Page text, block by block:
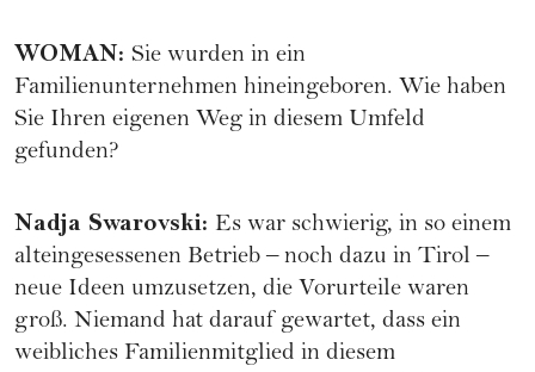
WOMAN: Sie wurden in ein
Familienunternehmen hineingeboren. Wie haben
Sie Ihren eigenen Weg in diesem Umfeld
gefunden?
Nadja Swarovski: Es war schwierig, in so einem
alteingesessenen Betrieb – noch dazu in Tirol –
neue Ideen umzusetzen, die Vorurteile waren
groß. Niemand hat darauf gewartet, dass ein
weibliches Familienmitglied in diesem